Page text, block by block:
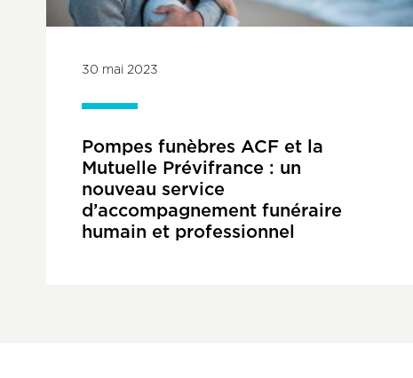
30 mai 2023
Pompes funèbres ACF et la
Mutuelle Prévifrance : un
nouveau service
d’accompagnement funéraire
humain et professionnel